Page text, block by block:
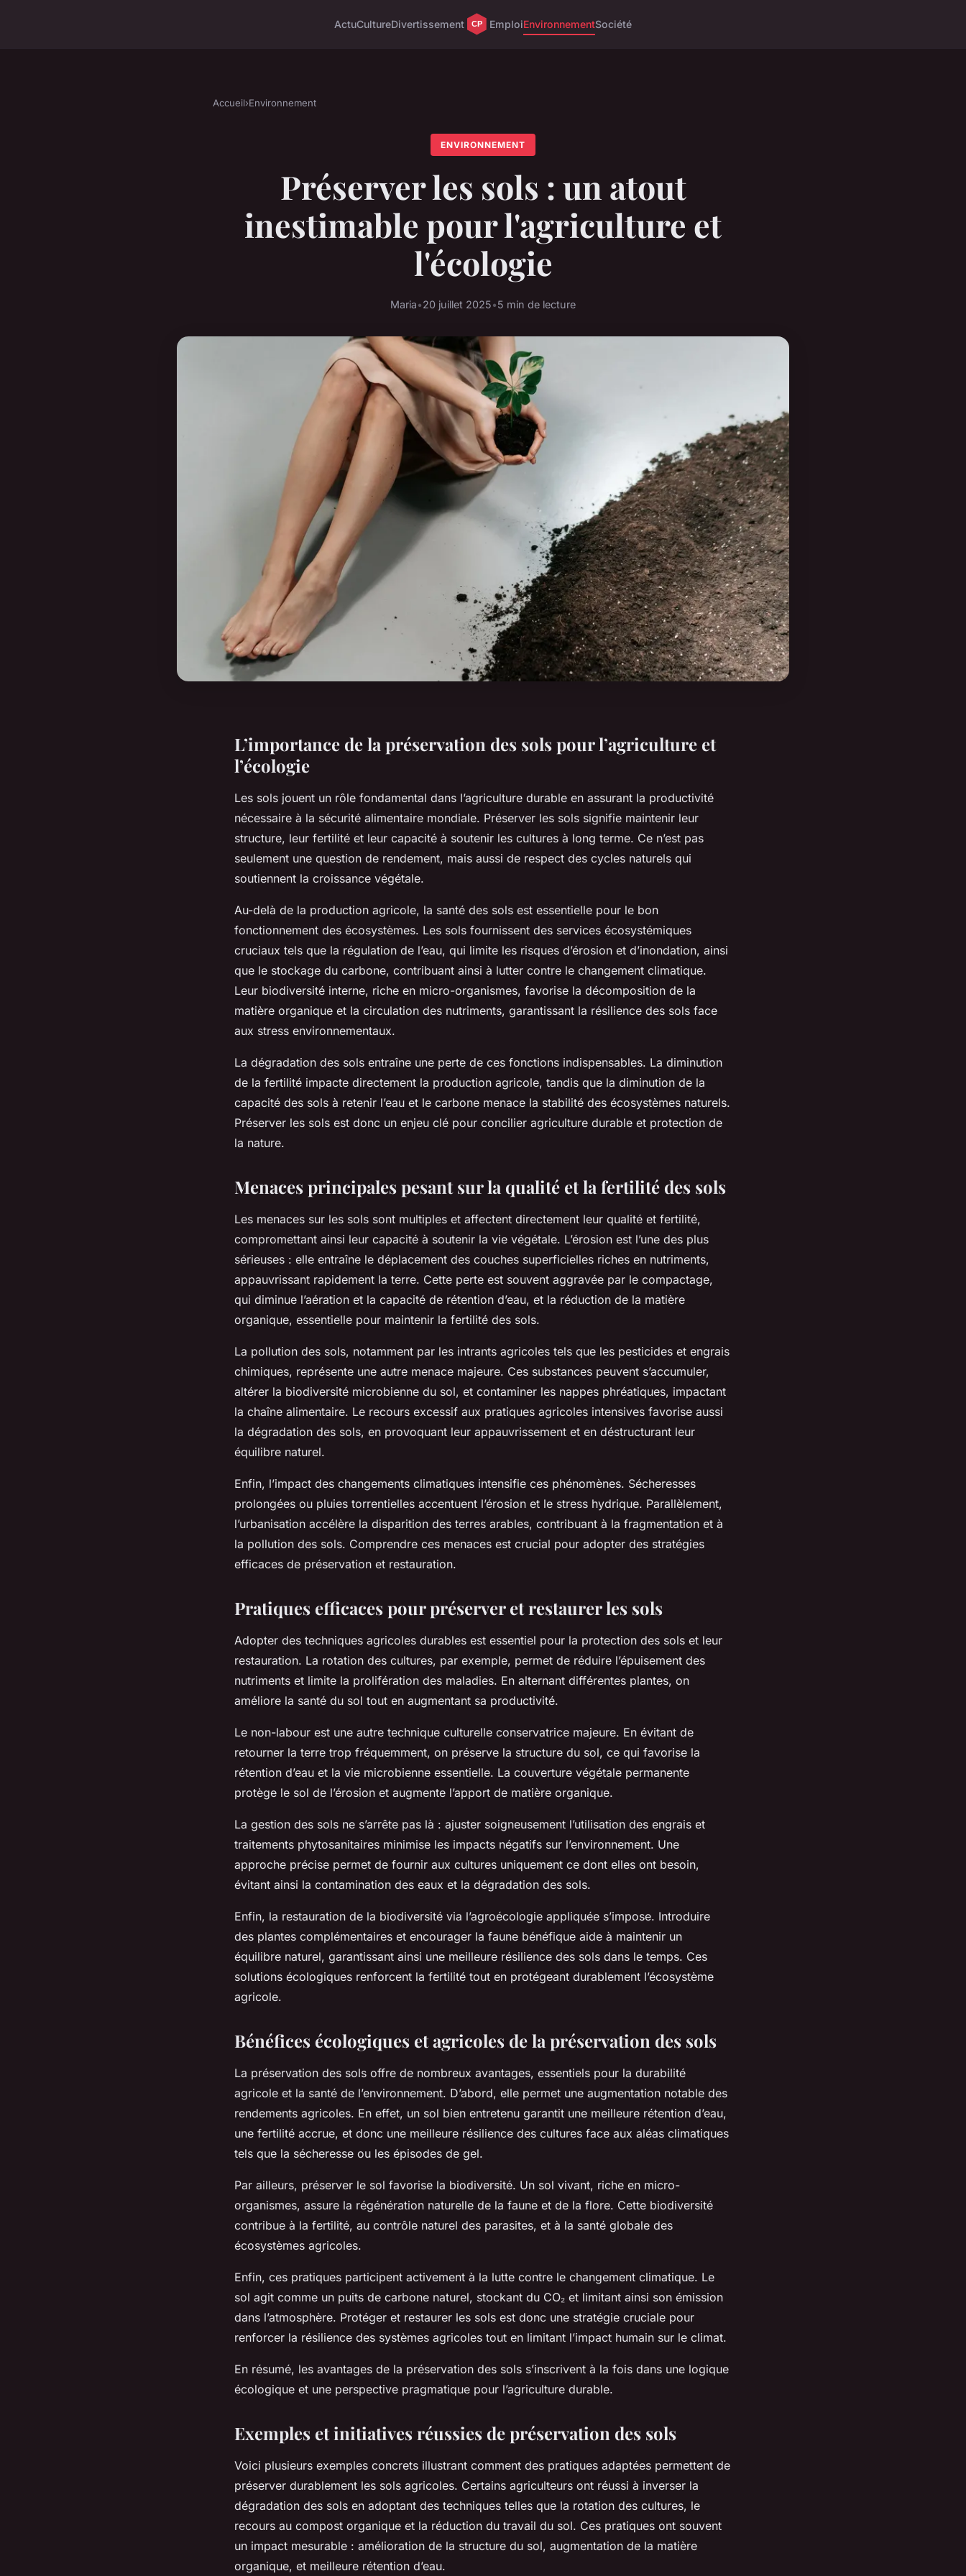
ActuCultureDivertissement EmploiEnvironnementSociété
Accueil›Environnement
ENVIRONNEMENT
Préserver les sols : un atout
inestimable pour l'agriculture et
l'écologie
Maria•20 juillet 2025•5 min de lecture
L’importance de la préservation des sols pour l’agriculture et
l’écologie
Les sols jouent un rôle fondamental dans l’agriculture durable en assurant la productivité
nécessaire à la sécurité alimentaire mondiale. Préserver les sols signifie maintenir leur
structure, leur fertilité et leur capacité à soutenir les cultures à long terme. Ce n’est pas
seulement une question de rendement, mais aussi de respect des cycles naturels qui
soutiennent la croissance végétale.
Au-delà de la production agricole, la santé des sols est essentielle pour le bon
fonctionnement des écosystèmes. Les sols fournissent des services écosystémiques
cruciaux tels que la régulation de l’eau, qui limite les risques d’érosion et d’inondation, ainsi
que le stockage du carbone, contribuant ainsi à lutter contre le changement climatique.
Leur biodiversité interne, riche en micro-organismes, favorise la décomposition de la
matière organique et la circulation des nutriments, garantissant la résilience des sols face
aux stress environnementaux.
La dégradation des sols entraîne une perte de ces fonctions indispensables. La diminution
de la fertilité impacte directement la production agricole, tandis que la diminution de la
capacité des sols à retenir l’eau et le carbone menace la stabilité des écosystèmes naturels.
Préserver les sols est donc un enjeu clé pour concilier agriculture durable et protection de
la nature.
Menaces principales pesant sur la qualité et la fertilité des sols
Les menaces sur les sols sont multiples et affectent directement leur qualité et fertilité,
compromettant ainsi leur capacité à soutenir la vie végétale. L’érosion est l’une des plus
sérieuses : elle entraîne le déplacement des couches superficielles riches en nutriments,
appauvrissant rapidement la terre. Cette perte est souvent aggravée par le compactage,
qui diminue l’aération et la capacité de rétention d’eau, et la réduction de la matière
organique, essentielle pour maintenir la fertilité des sols.
La pollution des sols, notamment par les intrants agricoles tels que les pesticides et engrais
chimiques, représente une autre menace majeure. Ces substances peuvent s’accumuler,
altérer la biodiversité microbienne du sol, et contaminer les nappes phréatiques, impactant
la chaîne alimentaire. Le recours excessif aux pratiques agricoles intensives favorise aussi
la dégradation des sols, en provoquant leur appauvrissement et en déstructurant leur
équilibre naturel.
Enfin, l’impact des changements climatiques intensifie ces phénomènes. Sécheresses
prolongées ou pluies torrentielles accentuent l’érosion et le stress hydrique. Parallèlement,
l’urbanisation accélère la disparition des terres arables, contribuant à la fragmentation et à
la pollution des sols. Comprendre ces menaces est crucial pour adopter des stratégies
efficaces de préservation et restauration.
Pratiques efficaces pour préserver et restaurer les sols
Adopter des techniques agricoles durables est essentiel pour la protection des sols et leur
restauration. La rotation des cultures, par exemple, permet de réduire l’épuisement des
nutriments et limite la prolifération des maladies. En alternant différentes plantes, on
améliore la santé du sol tout en augmentant sa productivité.
Le non-labour est une autre technique culturelle conservatrice majeure. En évitant de
retourner la terre trop fréquemment, on préserve la structure du sol, ce qui favorise la
rétention d’eau et la vie microbienne essentielle. La couverture végétale permanente
protège le sol de l’érosion et augmente l’apport de matière organique.
La gestion des sols ne s’arrête pas là : ajuster soigneusement l’utilisation des engrais et
traitements phytosanitaires minimise les impacts négatifs sur l’environnement. Une
approche précise permet de fournir aux cultures uniquement ce dont elles ont besoin,
évitant ainsi la contamination des eaux et la dégradation des sols.
Enfin, la restauration de la biodiversité via l’agroécologie appliquée s’impose. Introduire
des plantes complémentaires et encourager la faune bénéfique aide à maintenir un
équilibre naturel, garantissant ainsi une meilleure résilience des sols dans le temps. Ces
solutions écologiques renforcent la fertilité tout en protégeant durablement l’écosystème
agricole.
Bénéfices écologiques et agricoles de la préservation des sols
La préservation des sols offre de nombreux avantages, essentiels pour la durabilité
agricole et la santé de l’environnement. D’abord, elle permet une augmentation notable des
rendements agricoles. En effet, un sol bien entretenu garantit une meilleure rétention d’eau,
une fertilité accrue, et donc une meilleure résilience des cultures face aux aléas climatiques
tels que la sécheresse ou les épisodes de gel.
Par ailleurs, préserver le sol favorise la biodiversité. Un sol vivant, riche en micro-
organismes, assure la régénération naturelle de la faune et de la flore. Cette biodiversité
contribue à la fertilité, au contrôle naturel des parasites, et à la santé globale des
écosystèmes agricoles.
Enfin, ces pratiques participent activement à la lutte contre le changement climatique. Le
sol agit comme un puits de carbone naturel, stockant du CO₂ et limitant ainsi son émission
dans l’atmosphère. Protéger et restaurer les sols est donc une stratégie cruciale pour
renforcer la résilience des systèmes agricoles tout en limitant l’impact humain sur le climat.
En résumé, les avantages de la préservation des sols s’inscrivent à la fois dans une logique
écologique et une perspective pragmatique pour l’agriculture durable.
Exemples et initiatives réussies de préservation des sols
Voici plusieurs exemples concrets illustrant comment des pratiques adaptées permettent de
préserver durablement les sols agricoles. Certains agriculteurs ont réussi à inverser la
dégradation des sols en adoptant des techniques telles que la rotation des cultures, le
recours au compost organique et la réduction du travail du sol. Ces pratiques ont souvent
un impact mesurable : amélioration de la structure du sol, augmentation de la matière
organique, et meilleure rétention d’eau.